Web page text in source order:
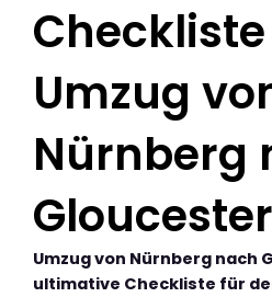
Umzug
Nürnberg
Gloucester
Umzug von Nürnberg nach
ultimative Checkliste für